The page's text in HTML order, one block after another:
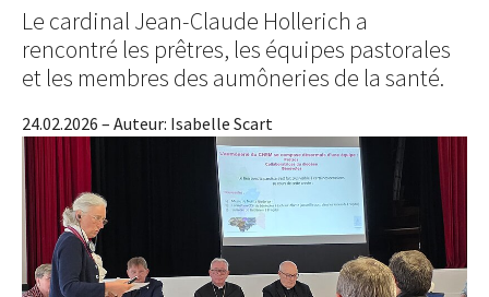
Le cardinal Jean-Claude Hollerich a
rencontré les prêtres, les équipes pastorales
et les membres des aumôneries de la santé.
24.02.2026 – Auteur: Isabelle Scart